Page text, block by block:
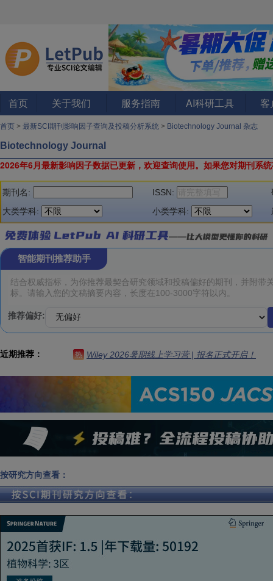
首页 关于我们 服务指南 AI科研工具 客
首页 > 最新SCI期刊影响因子查询及投稿分析系统 > Biotechnology Journal 杂志
Biotechnology Journal
2026年6月最新影响因子数据已更新，欢迎查询使用。 如果您对期刊系
期刊名: ISSN:
大类学科:
小类学科:
智能期刊推荐助手
推荐偏好:
近期推荐： 热 Wiley 2026暑期线上学习营 | 报名正式开启！
按研究方向查看：